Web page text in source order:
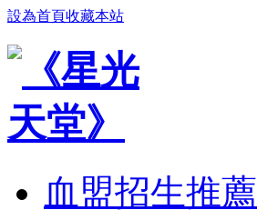
設為首頁收藏本站
血盟招生推薦